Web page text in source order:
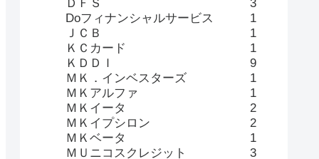
ＤＦＳ
3
Doフィナンシャルサービス
1
ＪＣＢ
1
ＫＣカード
1
ＫＤＤＩ
9
ＭＫ．インベスターズ
1
ＭＫアルファ
1
ＭＫイータ
2
ＭＫイプシロン
2
ＭＫベータ
1
ＭＵニコスクレジット
3